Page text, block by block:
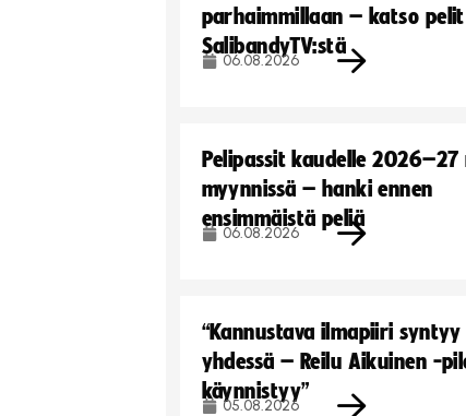
parhaimmillaan – katso pelit
SalibandyTV:stä
06.08.2026
Pelipassit kaudelle
myynnissä – hanki ennen
ensimmäistä peliä
06.08.2026
“Kannustava ilmapiiri syntyy
yhdessä – Reilu Aikuinen -
käynnistyy”
05.08.2026